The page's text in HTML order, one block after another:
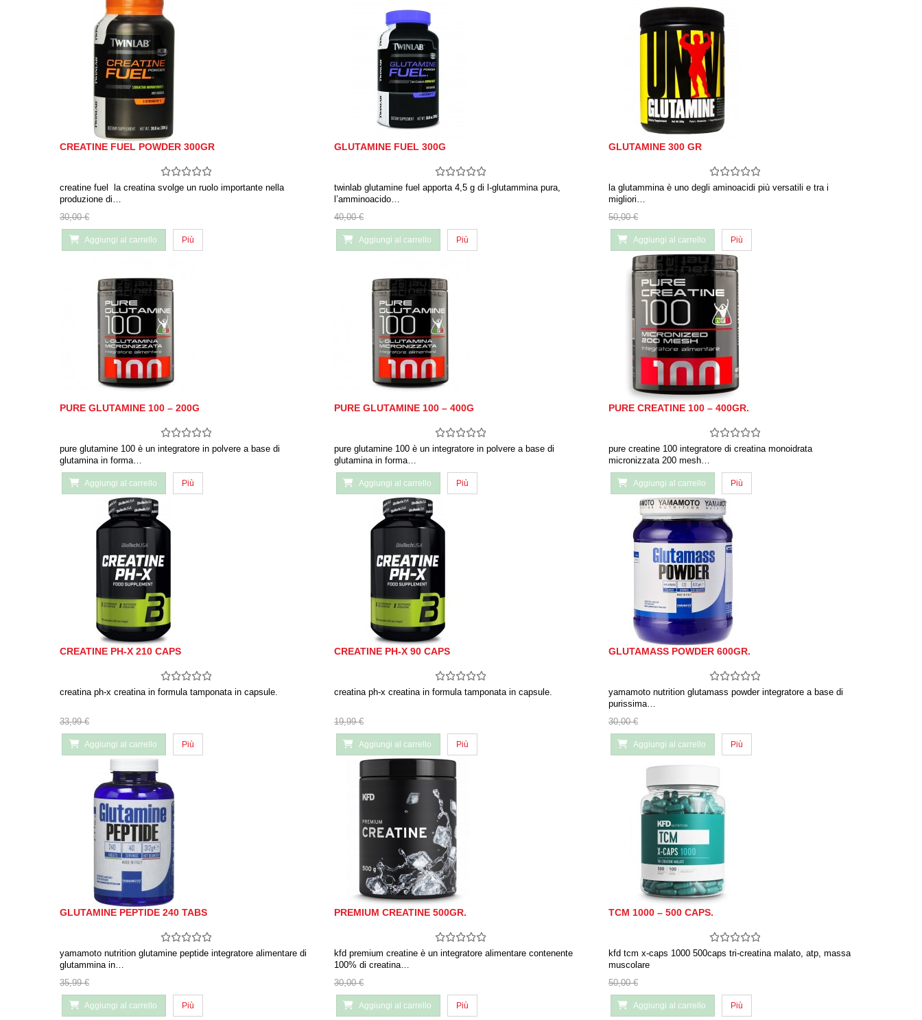
CREATINE FUEL POWDER 300GR
creatine fuel la creatina svolge un ruolo importante nella
produzione di…
30,00 €
Aggiungi al carrello Più
GLUTAMINE FUEL 300G
twinlab glutamine fuel apporta 4,5 g di l-glutammina pura,
l’amminoacido…
40,00 €
Aggiungi al carrello Più
GLUTAMINE 300 GR
la glutammina è uno degli aminoacidi più versatili e tra i
migliori…
50,00 €
Aggiungi al carrello Più
PURE GLUTAMINE 100 – 200G
pure glutamine 100 è un integratore in polvere a base di
glutamina in forma…
Aggiungi al carrello Più
PURE GLUTAMINE 100 – 400G
pure glutamine 100 è un integratore in polvere a base di
glutamina in forma…
Aggiungi al carrello Più
PURE CREATINE 100 – 400GR.
pure creatine 100 integratore di creatina monoidrata
micronizzata 200 mesh…
Aggiungi al carrello Più
CREATINE PH-X 210 CAPS
creatina ph-x creatina in formula tamponata in capsule.
33,99 €
Aggiungi al carrello Più
CREATINE PH-X 90 CAPS
creatina ph-x creatina in formula tamponata in capsule.
19,99 €
Aggiungi al carrello Più
GLUTAMASS POWDER 600GR.
yamamoto nutrition glutamass powder integratore a base di
purissima…
30,00 €
Aggiungi al carrello Più
GLUTAMINE PEPTIDE 240 TABS
yamamoto nutrition glutamine peptide integratore alimentare di
glutammina in…
35,99 €
Aggiungi al carrello Più
PREMIUM CREATINE 500GR.
kfd premium creatine è un integratore alimentare contenente
100% di creatina…
30,00 €
Aggiungi al carrello Più
TCM 1000 – 500 CAPS.
kfd tcm x-caps 1000 500caps tri-creatina malato, atp, massa
muscolare
50,00 €
Aggiungi al carrello Più